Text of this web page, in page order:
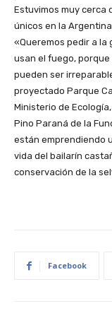
Estuvimos muy cerca
únicos en la
«Queremos pedir a la
usan el fuego,
pueden ser
proyectado Parque
Ministerio de
Pino Paraná de la
están emprendiendo
vida del bailarín
conservación de la
Facebook